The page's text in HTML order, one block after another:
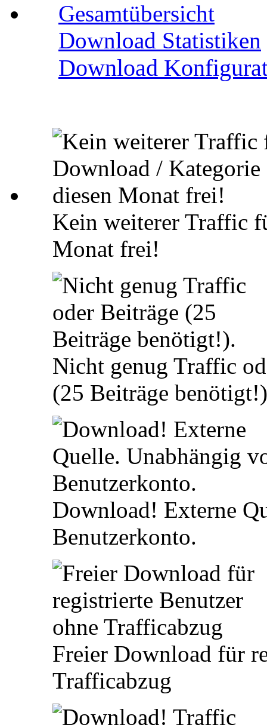
Gesamtübersicht
Download Statistiken
Download
Kein weiterer Traffic
Monat frei!
Nicht genug Traffic
(25 Beiträge
Download! Externe
Benutzerkonto.
Freier Download für
Trafficabzug